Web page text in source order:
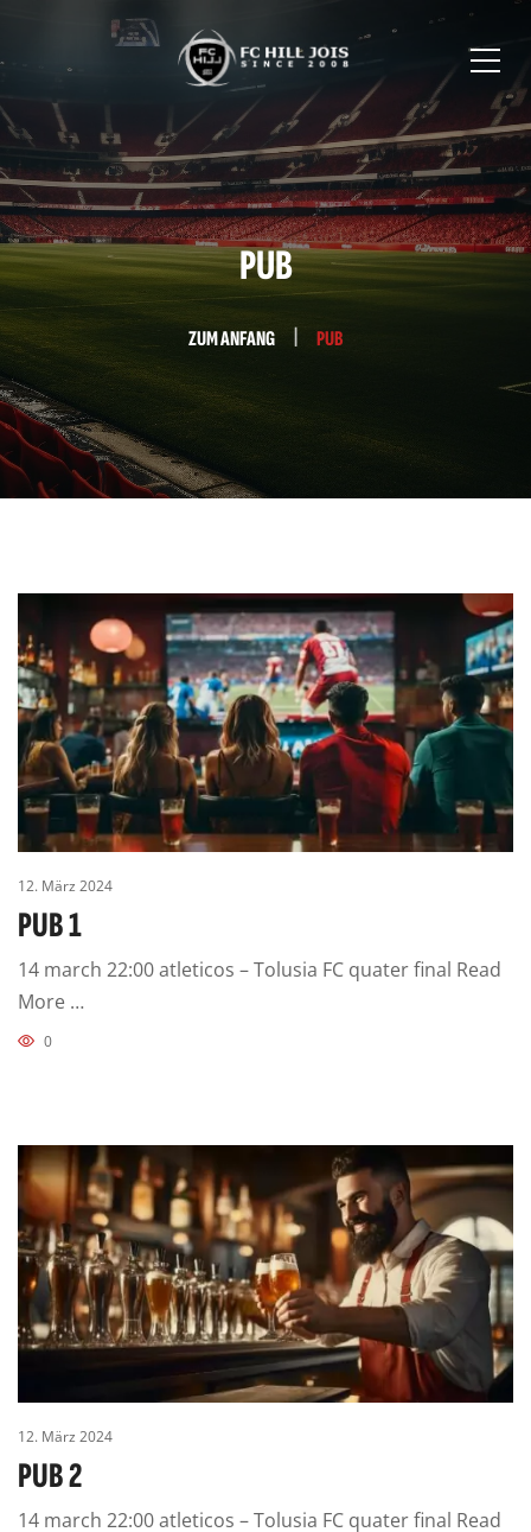
PUB
ZUM ANFANG PUB
12. März 2024
PUB 1
14 march 22:00 atleticos – Tolusia FC quater final Read
More …
0
12. März 2024
PUB 2
14 march 22:00 atleticos – Tolusia FC quater final Read